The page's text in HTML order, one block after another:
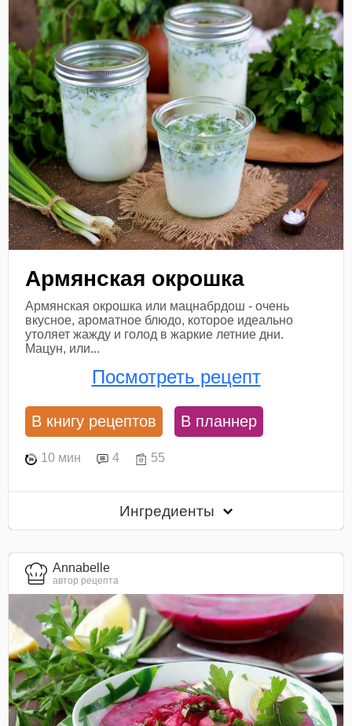
Армянская окрошка
Армянская окрошка или мацнабрдош - очень
вкусное, ароматное блюдо, которое идеально
утоляет жажду и голод в жаркие летние дни.
Мацун, или...
Посмотреть рецепт
В книгу рецептов В планнер
10 мин 4 55
Ингредиенты
Annabelle
автор рецепта